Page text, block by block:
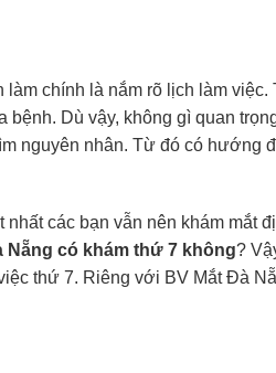
làm chính là nắm rõ lịch làm
Dù vậy, không gì quan
nguyên nhân. Từ đó có hướng
các bạn vẫn nên khám mắt
Nẵng có khám thứ 7 không?
thứ 7. Riêng với BV Mắt Đà